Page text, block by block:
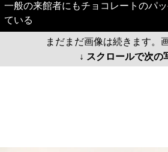
一般の来館者にもチョコレートのパ
ている
まだまだ画像は続きます。
↓ スクロールで次の